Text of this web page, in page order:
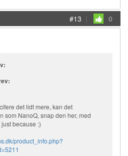
#13 | 0
det lidt mere, kan det
som NanoQ, snap den her, med
because :)
product_info.php?